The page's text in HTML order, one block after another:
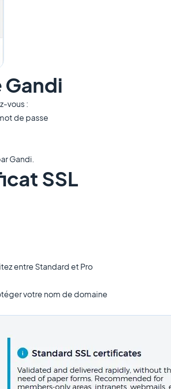
vous :
de passe
Gandi.
SSL
entre Standard et Pro
votre nom de domaine